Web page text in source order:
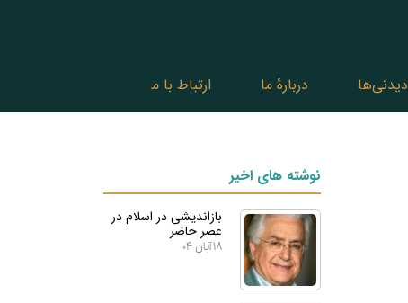
دیدنی‌ها دربارۀ ما ارتباط با ما
نوشته های اخیر
بازاندیشی در اسلام در
عصر حاضر
۱۸ آبان ۰۴